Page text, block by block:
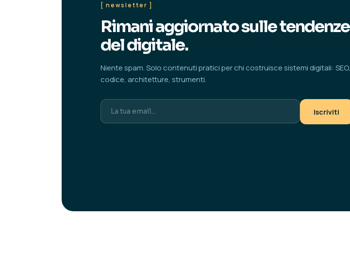
[ newsletter ]
Rimani aggiornato sulle tendenze
del digitale.
Niente spam. Solo contenuti pratici per chi costruisce sistemi digitali: SEO,
codice, architetture, strumenti.
Iscriviti